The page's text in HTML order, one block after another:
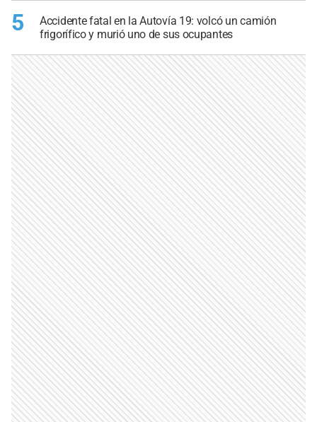
5
Accidente fatal en la Autovía 19: volcó un camión
frigorífico y murió uno de sus ocupantes